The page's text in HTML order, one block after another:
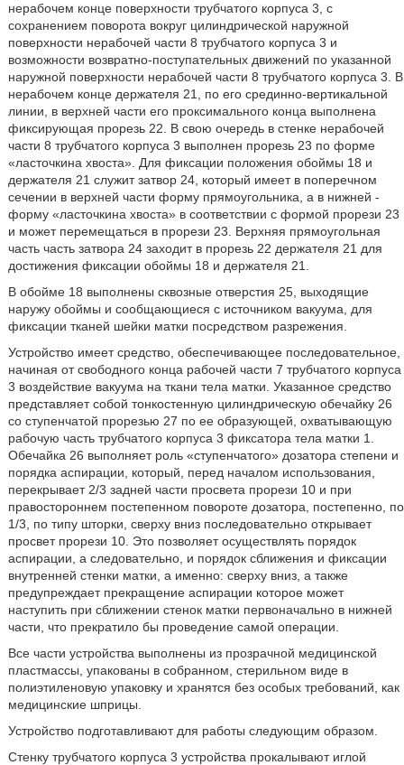
нерабочем конце поверхности трубчатого корпуса 3, с
сохранением поворота вокруг цилиндрической наружной
поверхности нерабочей части 8 трубчатого корпуса 3 и
возможности возвратно-поступательных движений по указанной
наружной поверхности нерабочей части 8 трубчатого корпуса 3. В
нерабочем конце держателя 21, по его срединно-вертикальной
линии, в верхней части его проксимального конца выполнена
фиксирующая прорезь 22. В свою очередь в стенке нерабочей
части 8 трубчатого корпуса 3 выполнен прорезь 23 по форме
«ласточкина хвоста». Для фиксации положения обоймы 18 и
держателя 21 служит затвор 24, который имеет в поперечном
сечении в верхней части форму прямоугольника, а в нижней -
форму «ласточкина хвоста» в соответствии с формой прорези 23
и может перемещаться в прорези 23. Верхняя прямоугольная
часть часть затвора 24 заходит в прорезь 22 держателя 21 для
достижения фиксации обоймы 18 и держателя 21.
В обойме 18 выполнены сквозные отверстия 25, выходящие
наружу обоймы и сообщающиеся с источником вакуума, для
фиксации тканей шейки матки посредством разрежения.
Устройство имеет средство, обеспечивающее последовательное,
начиная от свободного конца рабочей части 7 трубчатого корпуса
3 воздействие вакуума на ткани тела матки. Указанное средство
представляет собой тонкостенную цилиндрическую обечайку 26
со ступенчатой прорезью 27 по ее образующей, охватывающую
рабочую часть трубчатого корпуса 3 фиксатора тела матки 1.
Обечайка 26 выполняет роль «ступенчатого» дозатора степени и
порядка аспирации, который, перед началом использования,
перекрывает 2/3 задней части просвета прорези 10 и при
правостороннем постепенном повороте дозатора, постепенно, по
1/3, по типу шторки, сверху вниз последовательно открывает
просвет прорези 10. Это позволяет осуществлять порядок
аспирации, а следовательно, и порядок сближения и фиксации
внутренней стенки матки, а именно: сверху вниз, а также
предупреждает прекращение аспирации которое может
наступить при сближении стенок матки первоначально в нижней
части, что прекратило бы проведение самой операции.
Все части устройства выполнены из прозрачной медицинской
пластмассы, упакованы в собранном, стерильном виде в
полиэтиленовую упаковку и хранятся без особых требований, как
медицинские шприцы.
Устройство подготавливают для работы следующим образом.
Стенку трубчатого корпуса 3 устройства прокалывают иглой